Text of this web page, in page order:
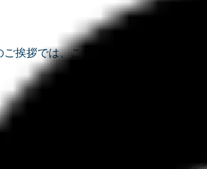
挨拶では、こだわり抜いた“船名”と”ロ